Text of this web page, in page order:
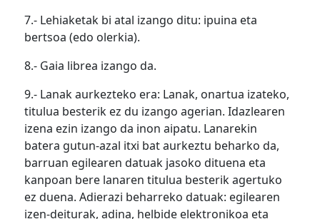
7.- Lehiaketak bi atal izango ditu: ipuina eta
bertsoa (edo olerkia).
8.- Gaia librea izango da.
9.- Lanak aurkezteko era: Lanak, onartua izateko,
titulua besterik ez du izango agerian. Idazlearen
izena ezin izango da inon aipatu. Lanarekin
batera gutun-azal itxi bat aurkeztu beharko da,
barruan egilearen datuak jasoko dituena eta
kanpoan bere lanaren titulua besterik agertuko
ez duena.Adierazi beharreko datuak: egilearen
izen-deiturak, adina, helbide elektronikoa eta